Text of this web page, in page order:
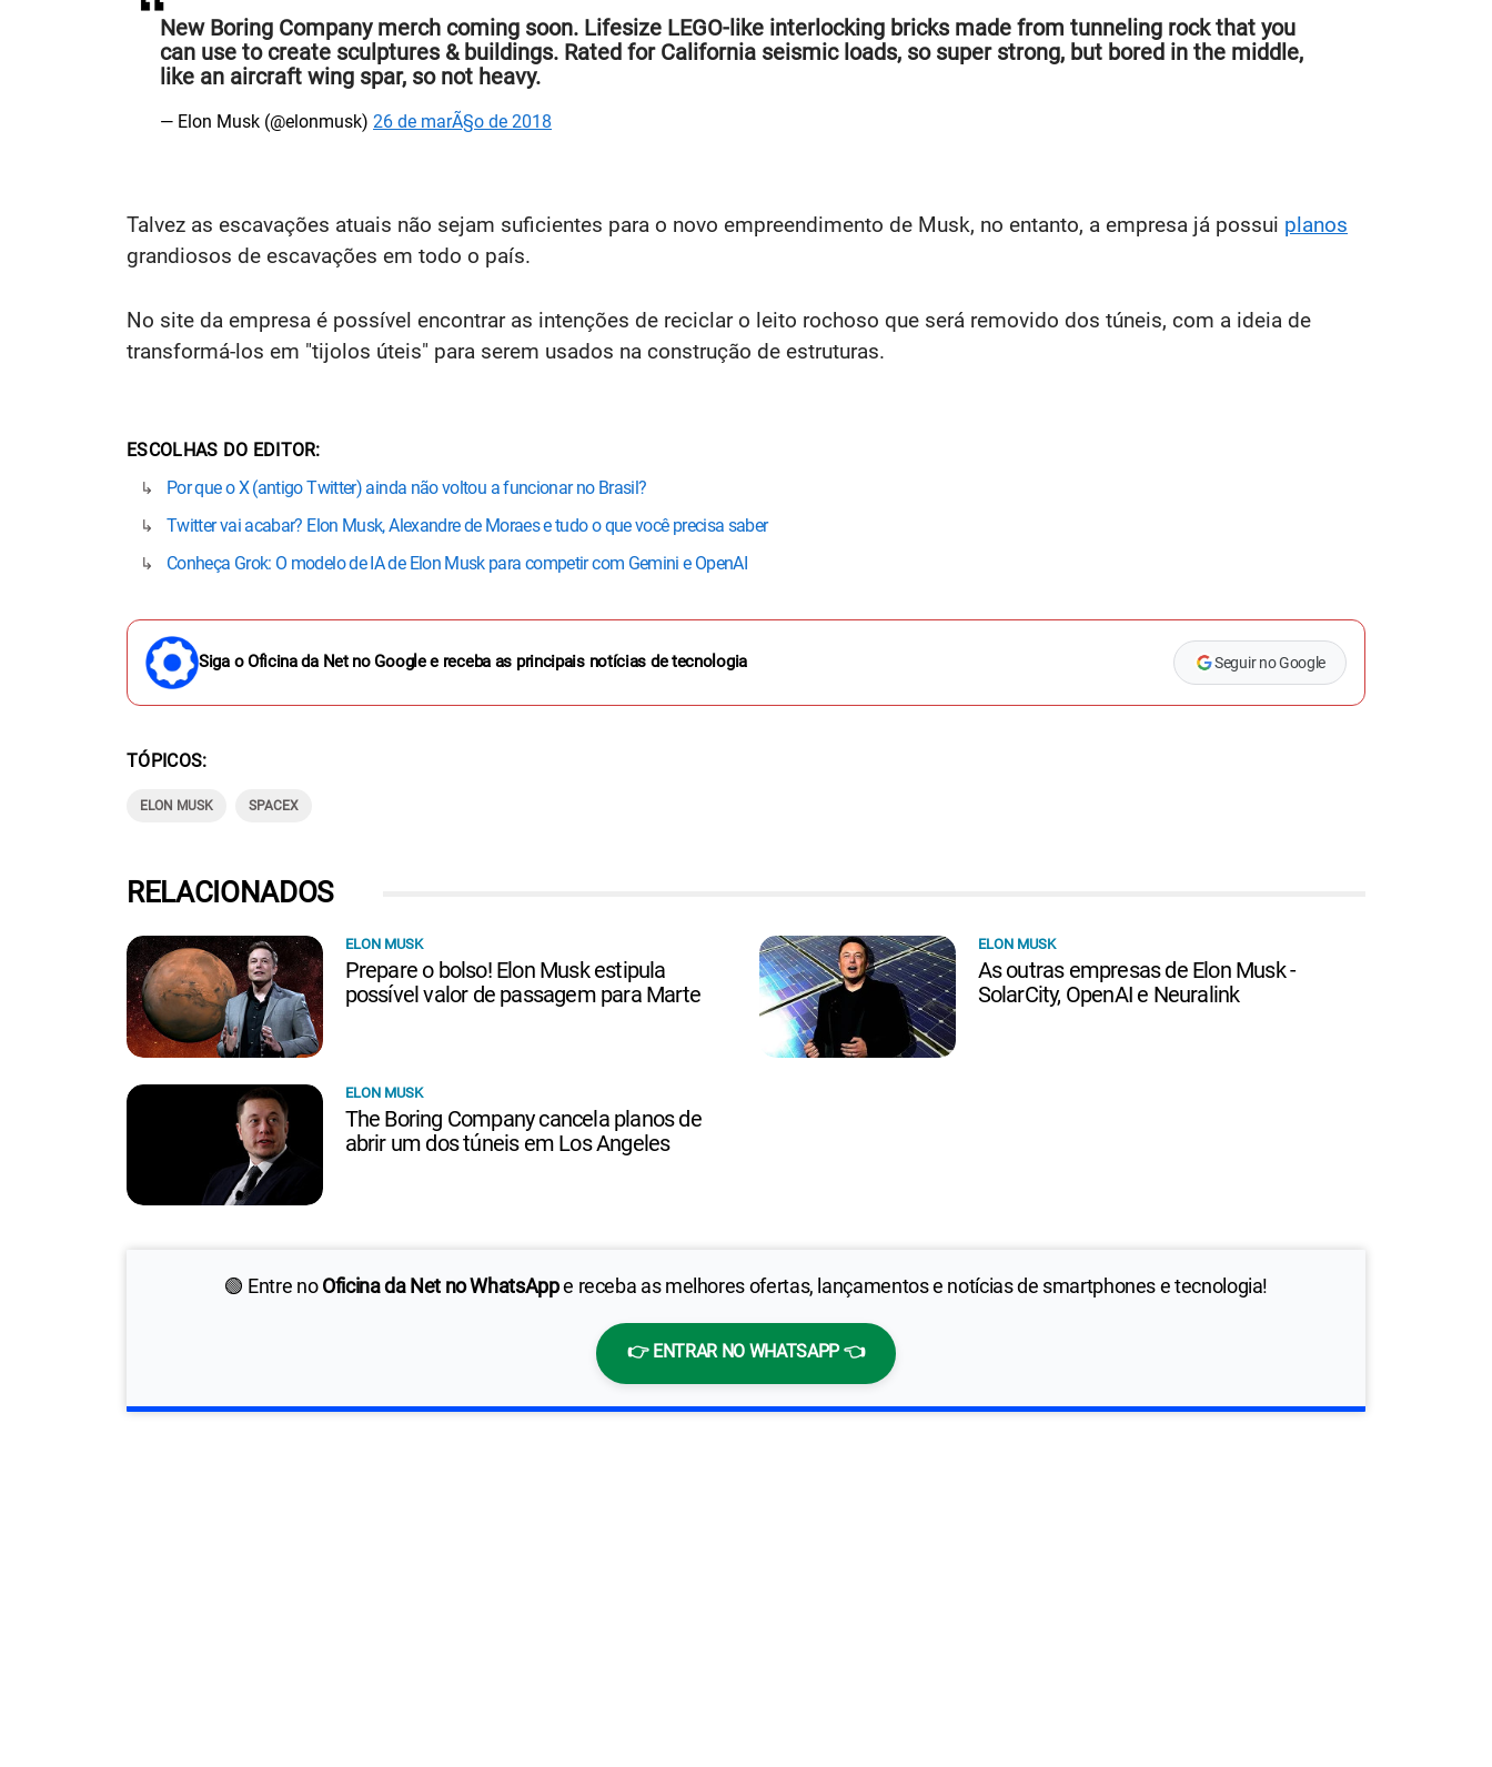
New Boring Company merch coming soon. Lifesize LEGO-like interlocking bricks made from tunneling rock that you
can use to create sculptures & buildings. Rated for California seismic loads, so super strong, but bored in the middle,
like an aircraft wing spar, so not heavy.
— Elon Musk (@elonmusk) 26 de marÃ§o de 2018
Talvez as escavações atuais não sejam suficientes para o novo empreendimento de Musk, no entanto, a empresa já possui planos
grandiosos de escavações em todo o país.
No site da empresa é possível encontrar as intenções de reciclar o leito rochoso que será removido dos túneis, com a ideia de
transformá-los em "tijolos úteis" para serem usados na construção de estruturas.
ESCOLHAS DO EDITOR
Por que o X (antigo Twitter) ainda não voltou a funcionar no Brasil?
Twitter vai acabar? Elon Musk, Alexandre de Moraes e tudo o que você precisa saber
Conheça Grok: O modelo de IA de Elon Musk para competir com Gemini e OpenAI
Siga o Oficina da Net no Google e receba as principais notícias de tecnologia Seguir no Google
TÓPICOS
ELON MUSK SPACEX
🟢 Entre noOficina da Net no WhatsAppe receba as melhores ofertas, lançamentos e notícias de smartphones e tecnologia!
👉 ENTRAR NO WHATSAPP 👈
RELACIONADOS
ELON MUSK
Prepare o bolso! Elon Musk estipula
possível valor de passagem para Marte
ELON MUSK
As outras empresas de Elon Musk -
SolarCity, OpenAI e Neuralink
ELON MUSK
The Boring Company cancela planos de
abrir um dos túneis em Los Angeles